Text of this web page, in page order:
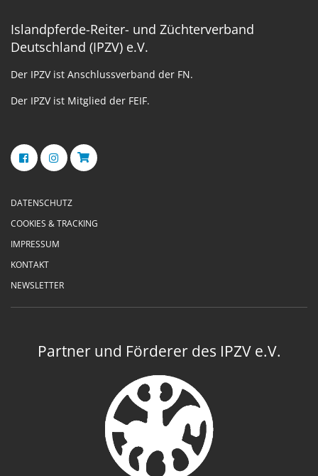
Islandpferde-Reiter- und Züchterverband
Deutschland (IPZV) e.V.
Der IPZV ist Anschlussverband der FN.
Der IPZV ist Mitglied der FEIF.
DATENSCHUTZ
COOKIES & TRACKING
IMPRESSUM
KONTAKT
NEWSLETTER
Partner und Förderer des IPZV e.V.